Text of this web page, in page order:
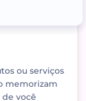
ou serviços
memorizam
você